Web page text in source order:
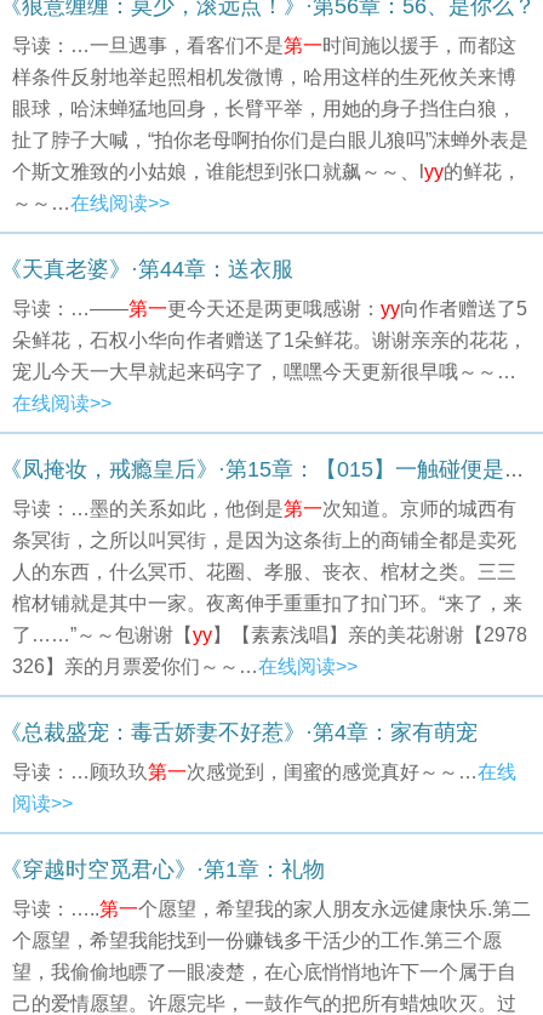
《狼意缠缠：莫少，滚远点！》·第56章：56、是你么？
导读：…一旦遇事，看客们不是第一时间施以援手，而都这
样条件反射地举起照相机发微博，哈用这样的生死攸关来博
眼球，哈沫蝉猛地回身，长臂平举，用她的身子挡住白狼，
扯了脖子大喊，“拍你老母啊拍你们是白眼儿狼吗”沫蝉外表是
个斯文雅致的小姑娘，谁能想到张口就飙～～、l yy的鲜花，
～～…在线阅读>>
《天真老婆》·第44章：送衣服
导读：…——第一更今天还是两更哦感谢： yy向作者赠送了5
朵鲜花，石权小华向作者赠送了1朵鲜花。谢谢亲亲的花花，
宠儿今天一大早就起来码字了，嘿嘿今天更新很早哦～～…
在线阅读>>
《凤掩妆，戒瘾皇后》·第15章：【015】一触碰便是剜心之痛
导读：…墨的关系如此，他倒是第一次知道。京师的城西有
条冥街，之所以叫冥街，是因为这条街上的商铺全都是卖死
人的东西，什么冥币、花圈、孝服、丧衣、棺材之类。三三
棺材铺就是其中一家。夜离伸手重重扣了扣门环。“来了，来
了……”～～包谢谢【yy】【素素浅唱】亲的美花谢谢【2978
326】亲的月票爱你们～～…在线阅读>>
《总裁盛宠：毒舌娇妻不好惹》·第4章：家有萌宠
导读：…顾玖玖第一次感觉到，闺蜜的感觉真好～～…在线
阅读>>
《穿越时空觅君心》·第1章：礼物
导读：…..第一个愿望，希望我的家人朋友永远健康快乐.第二
个愿望，希望我能找到一份赚钱多干活少的工作.第三个愿
望，我偷偷地瞟了一眼凌楚，在心底悄悄地许下一个属于自
己的爱情愿望。许愿完毕，一鼓作气的把所有蜡烛吹灭。过